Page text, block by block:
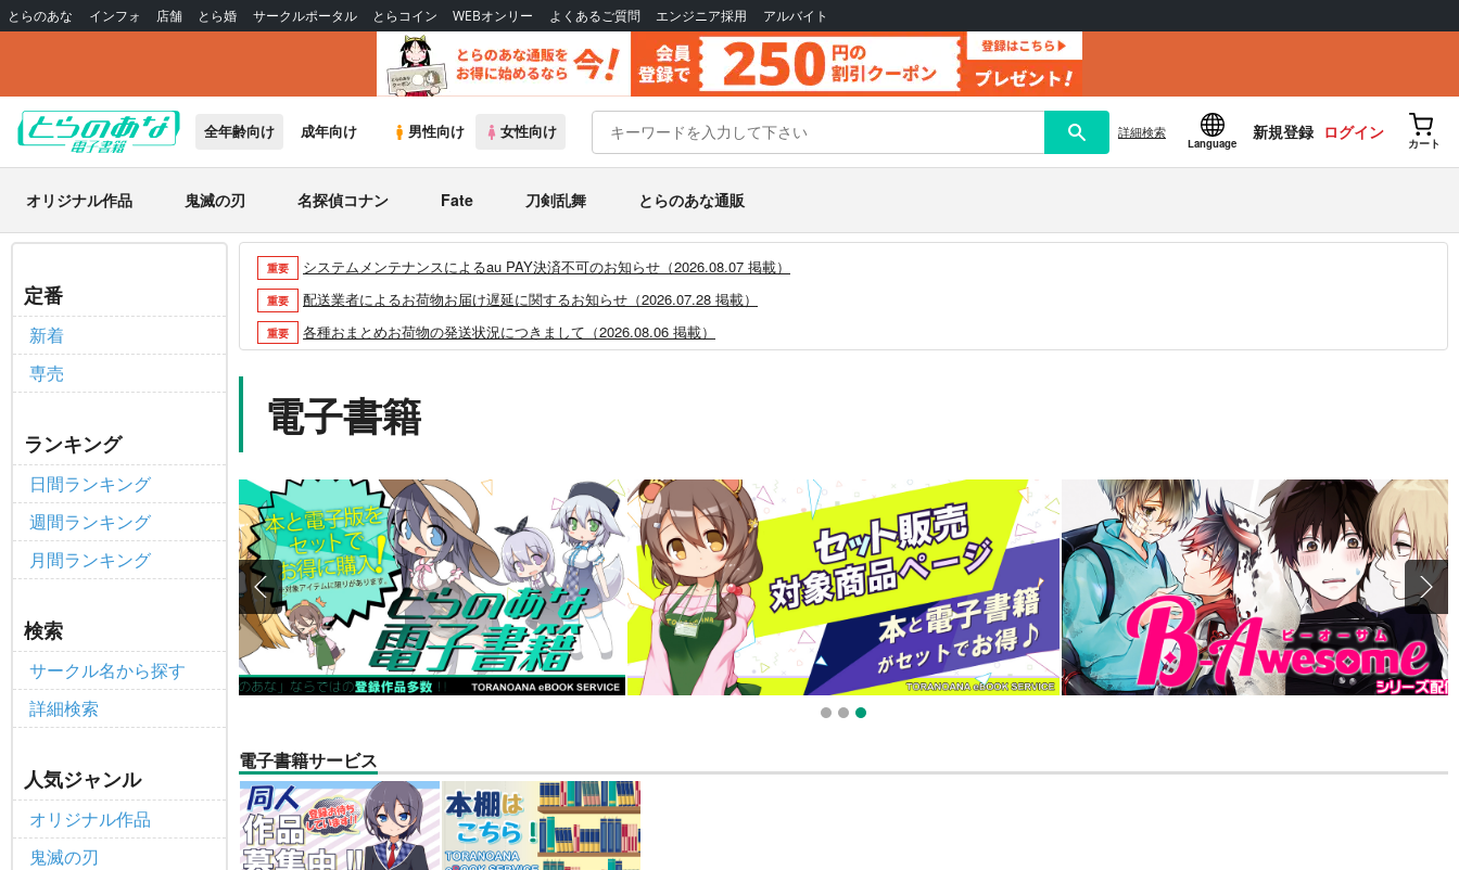
とらのあな インフォ 店舗 とら婚 サークルポータル とらコイン WEBオンリー よくあるご質問 エンジニア採用 アルバイト
全年齢向け 成年向け 男性向け 女性向け 詳細検索
Language
新規登録 ログイン
カート
オリジナル作品 鬼滅の刃 名探偵コナン Fate 刀剣乱舞 とらのあな通販
定番
新着
専売
ランキング
日間ランキング
週間ランキング
月間ランキング
検索
サークル名から探す
詳細検索
人気ジャンル
オリジナル作品
鬼滅の刃
重要 システムメンテナンスによるau PAY決済不可のお知らせ（2026.08.07 掲載）
重要 配送業者によるお荷物お届け遅延に関するお知らせ（2026.07.28 掲載）
重要 各種おまとめお荷物の発送状況につきまして（2026.08.06 掲載）
重要 【2026/4/1より】とらのあなプレミアム、新支払い方法＆新プラン導入のお知らせ（2026.03.09 掲載）
重要 おまとめサイクル「定期便(月2)」一般会員様の利用再開のお知らせ（2026.02.05 掲載）
重要 【2025/12/1より】「通販ポイント⇒とらコイン変換キャンペーン」終了のお知らせ（2025.11.21 掲載）
重要 個人情報保護方針の改定について（2025.09.19 更新｜2025.08.01 掲載）
重要 ポイント付与・管理体制改定のお知らせ（2024.11.20 掲載）
全てのお知らせを見る
電子書籍
1 2 3
電子書籍サービス